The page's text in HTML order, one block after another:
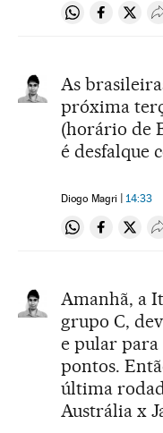
Compartir en
As
próxima
(horário de
é desfalque
Diogo Magri 14:33
Compartir en
Amanhã, a
grupo C,
e pular para
pontos.
última
Austrália x